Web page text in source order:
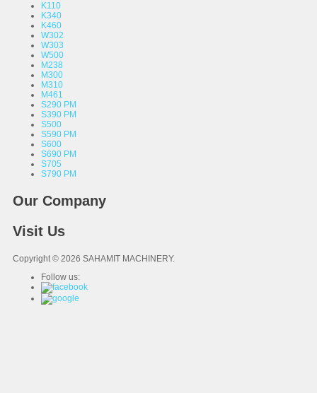
K110
K340
K460
W302
W303
W500
M238
M300
M310
M461
S290 PM
S390 PM
S500
S590 PM
S600
S690 PM
S705
S790 PM
Our Company
Visit Us
Copyright © 2026 SAHAMIT MACHINERY.
Follow us: